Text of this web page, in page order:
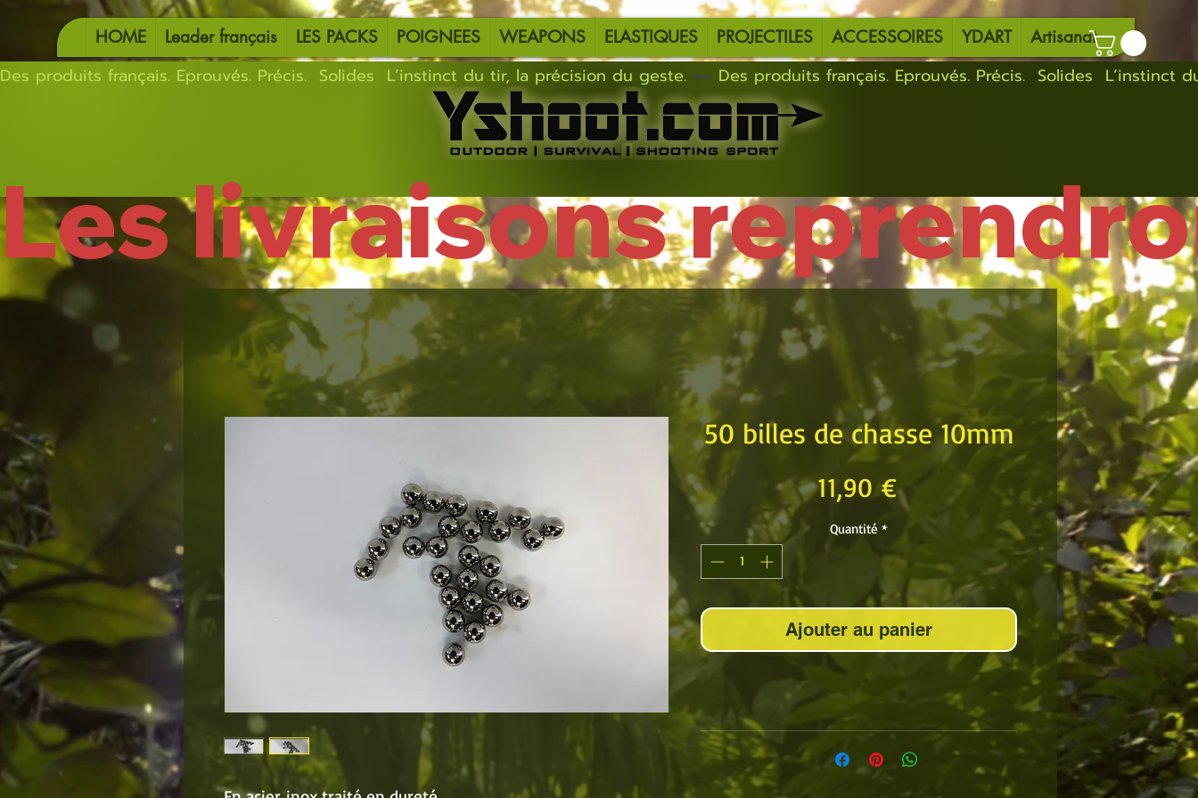
HOME Leader français LES PACKS POIGNEES WEAPONS ELASTIQUES PROJECTILES ACCESSOIRES YDART Artisanat
Les livraisons
Des produits français. Eprouvés. Précis.  Solides  L’instinct du tir, la précision du geste.
50 billes de chasse 10mm
11,90 €Prix
Quantité *
Ajouter au panier